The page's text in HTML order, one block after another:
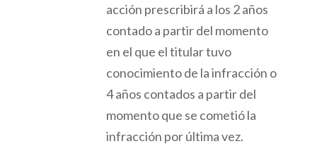
acción prescribirá a los 2 años
contado a partir del momento
en el que el titular tuvo
conocimiento de la infracción o
4 años contados a partir del
momento que se cometió la
infracción por última vez.